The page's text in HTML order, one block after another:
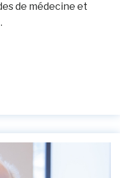
de médecine et